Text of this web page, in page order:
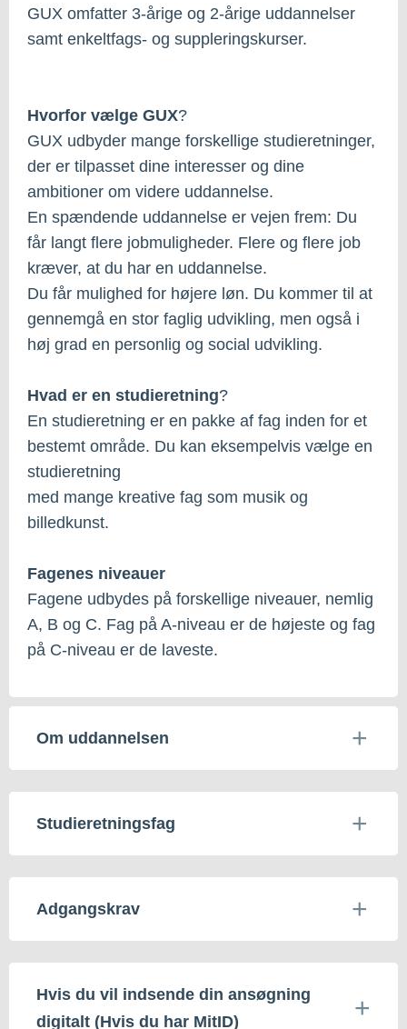
GUX omfatter 3-årige og 2-årige uddannelser
samt enkeltfags- og suppleringskurser.
Hvorfor vælge GUX?
GUX udbyder mange forskellige studieretninger,
der er tilpasset dine interesser og dine
ambitioner om videre uddannelse.
En spændende uddannelse er vejen frem: Du
får langt flere jobmuligheder. Flere og flere job
kræver, at du har en uddannelse.
Du får mulighed for højere løn. Du kommer til at
gennemgå en stor faglig udvikling, men også i
høj grad en personlig og social udvikling.
Hvad er en studieretning?
En studieretning er en pakke af fag inden for et
bestemt område. Du kan eksempelvis vælge en
studieretning
med mange kreative fag som musik og
billedkunst.
Fagenes niveauer
Fagene udbydes på forskellige niveauer, nemlig
A, B og C. Fag på A-niveau er de højeste og fag
på C-niveau er de laveste.
Om uddannelsen
Studieretningsfag
Adgangskrav
Hvis du vil indsende din ansøgning
digitalt (Hvis du har MitID)